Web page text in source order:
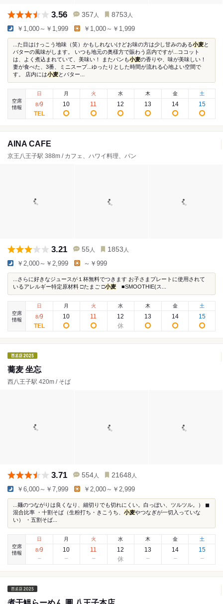
3.56 357 人 8753 人
￥1,000～￥1,999 ￥1,000～￥1,999
...た目はけっこう地味（笑）かもしれないけどお味の方は少し甘みのある小麦と
バターの風味がします。 いつも地元の奥様方で賑わう店内ですが...ココット
は、よく煮込まれていて、美味い！ またパンも小麦の香りや、味が美味しい！
妻が食べた、3番、ミニスープ...ゆったりとした時間が流れる心地よい空間で
す。 店内には小麦とバター...
空席
情報
日
8/9
月
10
火
11
水
12
木
13
金
14
土
15
AINA CAFE
京王八王子駅 388m / カフェ、ハワイ料理、パン
3.21 55 人 1853 人
￥2,000～￥2,999 ～￥999
...さらに好きなジュースが１杯無料でつきます お子さまプレートに使用されて
いるアレルギー特定原材料 □たまご □小麦 ■SMOOTHIE(ス...
空席
情報
日
8/9
月
10
火
11
水
12
木
13
金
14
土
15
蕎麦 坐忘
西八王子駅 420m / そば
3.71 554 人 21648 人
￥6,000～￥7,999 ￥2,000～￥2,999
...麺のつながりは良くなり、細切りでも切れにくい。白っぽい、ツルツル。） ◼︎
混合比率 ・十割そば（生粉打ち・きこうち、 小麦やつなぎが一切入っていな
い） ・五割そば...
空席
情報
日
8/9
月
10
火
11
水
12
木
13
金
14
土
15